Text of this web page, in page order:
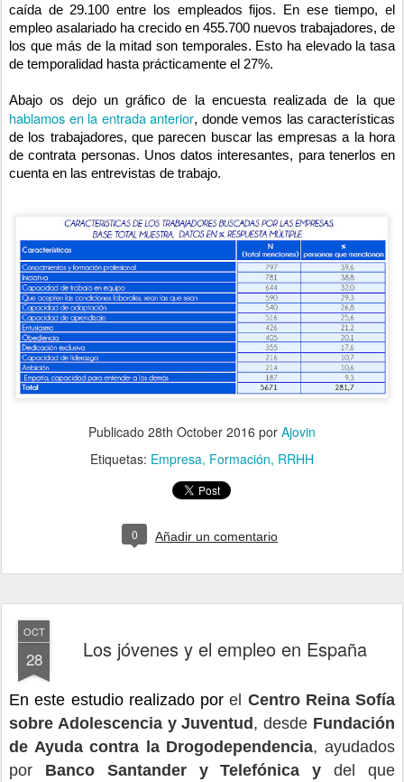
caída de 29.100 entre los empleados fijos. En ese tiempo, el
empleo asalariado ha crecido en 455.700 nuevos trabajadores, de
los que más de la mitad son temporales. Esto ha elevado la tasa
de temporalidad hasta prácticamente el 27%.
Abajo os dejo un gráfico de la encuesta realizada de la que
hablamos en la entrada anterior, donde vemos las características
de los trabajadores, que parecen buscar las empresas a la hora
de contrata personas. Unos datos interesantes, para tenerlos en
cuenta en las entrevistas de trabajo.
Publicado 28th October 2016 por Ajovin
Etiquetas: Empresa Formación RRHH
0 Añadir un comentario
OCT
28 Los jóvenes y el empleo en España
En este estudio realizado porel Centro Reina Sofía
sobre Adolescencia y Juventud , desde Fundación
de Ayuda contra la Drogodependencia, ayudados
por Banco Santander y Telefónica ydel que